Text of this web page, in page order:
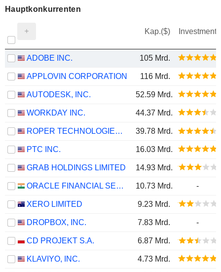
Hauptkonkurrenten
Kap.($) Investment
ADOBE INC. 105 Mrd.
APPLOVIN CORPORATION 116 Mrd.
AUTODESK, INC. 52.59 Mrd.
WORKDAY INC. 44.37 Mrd.
ROPER TECHNOLOGIES, INC. 39.78 Mrd.
PTC INC. 16.03 Mrd.
GRAB HOLDINGS LIMITED 14.93 Mrd.
ORACLE FINANCIAL SERVICES SOFTWARE LIMITED 10.73 Mrd. -
XERO LIMITED 9.23 Mrd.
DROPBOX, INC. 7.83 Mrd. -
CD PROJEKT S.A. 6.87 Mrd.
KLAVIYO, INC. 4.73 Mrd.